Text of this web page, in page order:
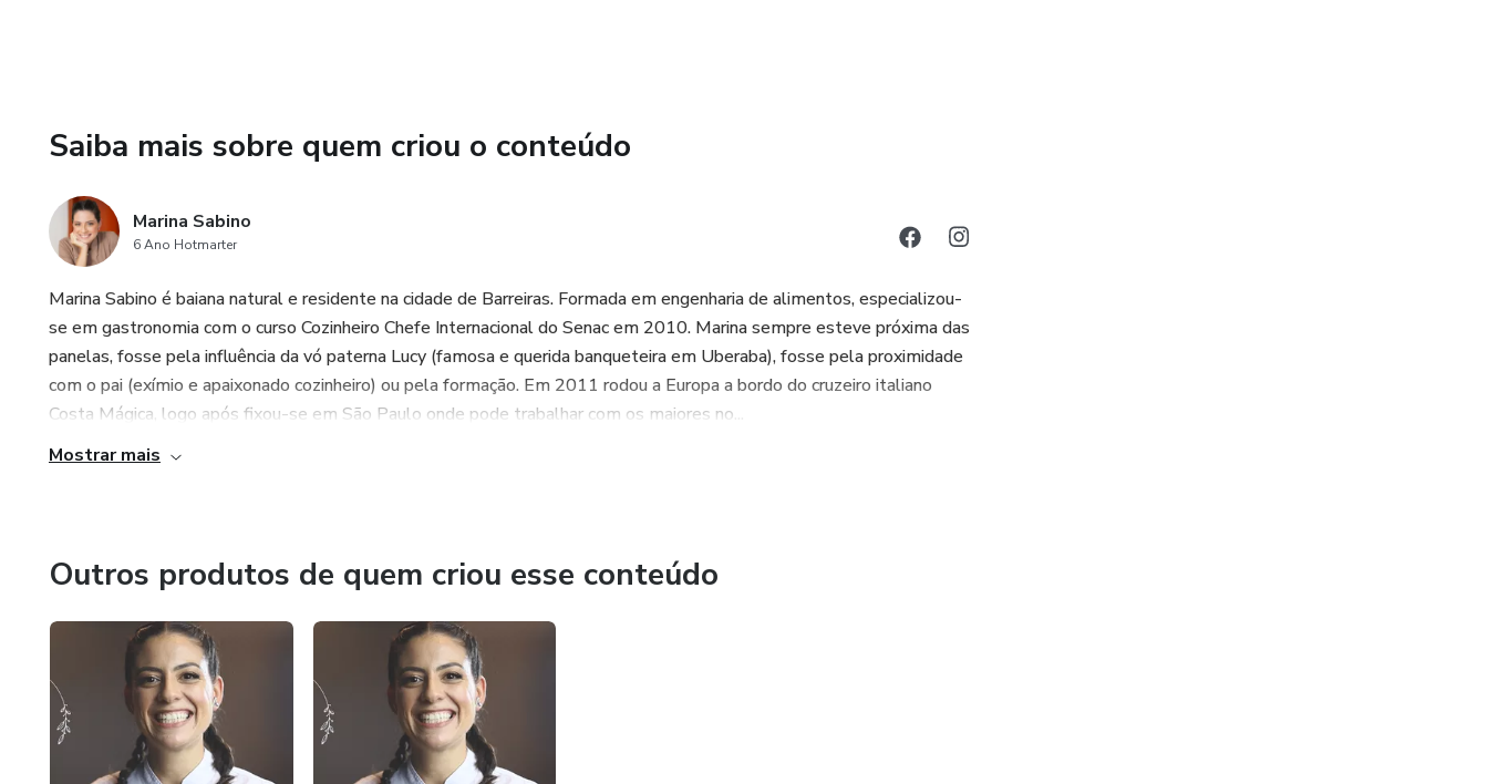
Saiba mais sobre quem criou o conteúdo
Marina Sabino
6 Ano Hotmarter
Marina Sabino é baiana natural e residente na cidade de Barreiras. Formada em engenharia de alimentos, especializou-
se em gastronomia com o curso Cozinheiro Chefe Internacional do Senac em 2010. Marina sempre esteve próxima das
panelas, fosse pela influência da vó paterna Lucy (famosa e querida banqueteira em Uberaba), fosse pela proximidade
com o pai (exímio e apaixonado cozinheiro) ou pela formação. Em 2011 rodou a Europa a bordo do cruzeiro italiano
Costa Mágica, logo após fixou-se em São Paulo onde pode trabalhar com os maiores no...
Mostrar mais
Outros produtos de quem criou esse conteúdo